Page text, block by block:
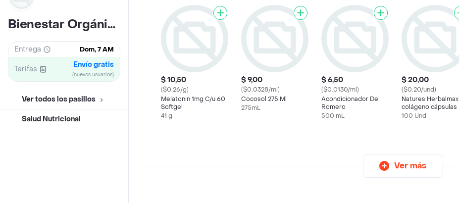
Bienestar Orgánica
Entrega Dom, 7 AM
Tarifas Envío gratis
(nuevos usuarios)
Ver todos los pasillos
Salud Nutricional
$ 10,50
($0.26/g)
Melatonin 1mg C/u 60
Softgel
41 g
$ 9,00
($0.0328/ml)
Cocosol 275 Ml
275mL
$ 6,50
($0.0130/ml)
Acondicionador De
Romero
500 mL
$ 20,00
($0.20/und)
Natures Herbalmax
colágeno cápsulas
100 Und
Ver más